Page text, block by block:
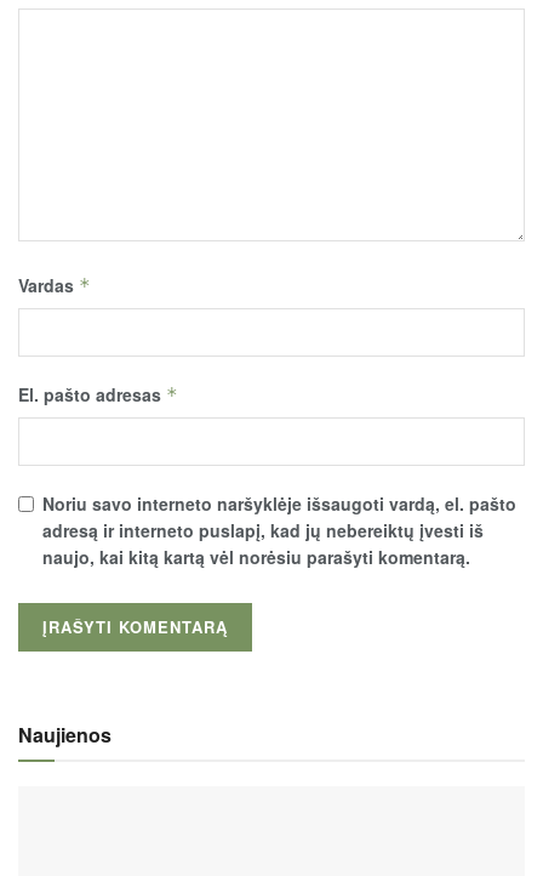
Vardas *
El. pašto adresas *
Noriu savo interneto naršyklėje išsaugoti vardą, el. pašto
adresą ir interneto puslapį, kad jų nebereiktų įvesti iš
naujo, kai kitą kartą vėl norėsiu parašyti komentarą.
Naujienos